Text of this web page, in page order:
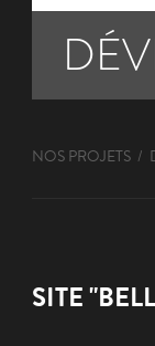
NOS PROJETS
SITE